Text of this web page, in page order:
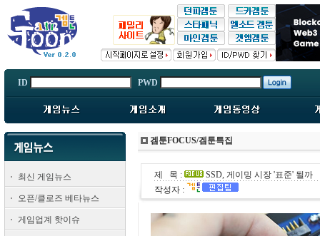
ID PWD
최신 게임뉴스
오픈/클로즈 베타뉴스
게임업계 핫이슈
겜툰FOCUS/겜툰특집
제 목 :
SSD, 게이밍 시장 '표준' 될까
작성자 :